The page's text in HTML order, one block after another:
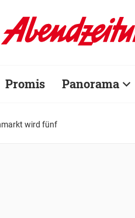
Promis Panorama
wird fünf